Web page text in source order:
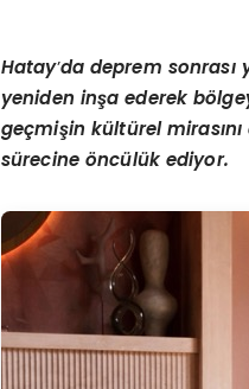
Hatay’da deprem sonrası
yeniden inşa ederek bö
geçmişin kültürel mirasın
sürecine öncülük ediyor.